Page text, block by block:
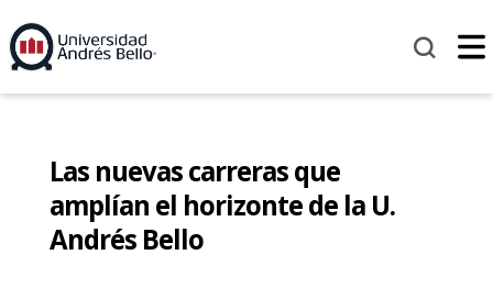
Las nuevas carreras que
amplían el horizonte de la U.
Andrés Bello